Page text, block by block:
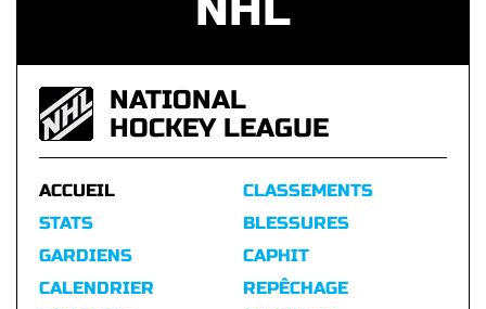
NATIONAL
HOCKEY LEAGUE
ACCUEIL
STATS
GARDIENS
CALENDRIER
CLASSEMENTS
BLESSURES
CAPHIT
REPÊCHAGE